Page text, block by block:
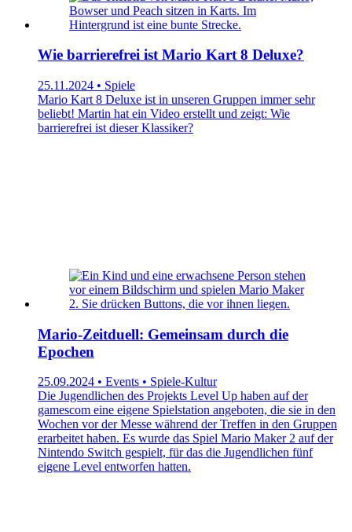
Wie barrierefrei ist Mario Kart 8 Deluxe?
25.11.2024 • Spiele
Mario Kart 8 Deluxe ist in unseren Gruppen immer sehr
beliebt! Martin hat ein Video erstellt und zeigt: Wie
barrierefrei ist dieser Klassiker?
Mario-Zeitduell: Gemeinsam durch die
Epochen
25.09.2024 • Events • Spiele-Kultur
Die Jugendlichen des Projekts Level Up haben auf der
gamescom eine eigene Spielstation angeboten, die sie in den
Wochen vor der Messe während der Treffen in den Gruppen
erarbeitet haben. Es wurde das Spiel Mario Maker 2 auf der
Nintendo Switch gespielt, für das die Jugendlichen fünf
eigene Level entworfen hatten.